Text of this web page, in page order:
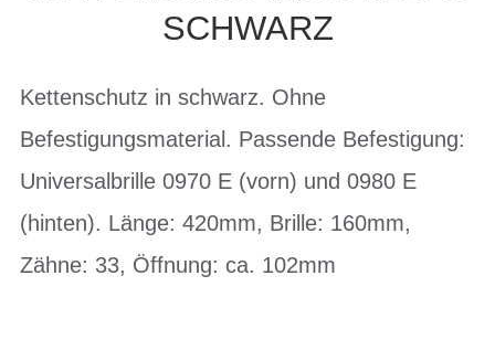
SCHWARZ
Kettenschutz in schwarz. Ohne
Befestigungsmaterial. Passende Befestigung:
Universalbrille 0970 E (vorn) und 0980 E
(hinten). Länge: 420mm, Brille: 160mm,
Zähne: 33, Öffnung: ca. 102mm